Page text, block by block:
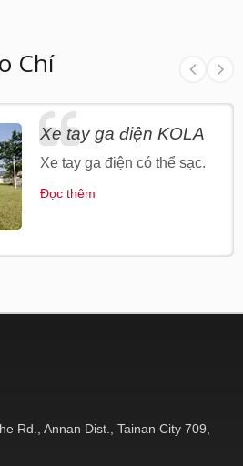
Chí
Xe tay ga điện KOLA
Xe tay ga điện có thể sạc.
Đọc thêm
Rd., Annan Dist., Tainan City 709,